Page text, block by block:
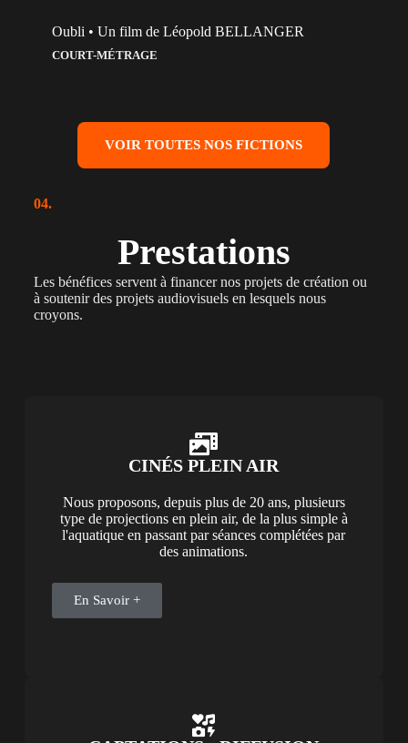
Oubli • Un film de Léopold BELLANGER
COURT-MÉTRAGE
VOIR TOUTES NOS FICTIONS
04.
Prestations
Les bénéfices servent à financer nos projets de création ou
à soutenir des projets audiovisuels en lesquels nous
croyons.
CINÉS PLEIN AIR
Nous proposons, depuis plus de 20 ans, plusieurs
type de projections en plein air, de la plus simple à
l'aquatique en passant par séances complétées par
des animations.
En Savoir +